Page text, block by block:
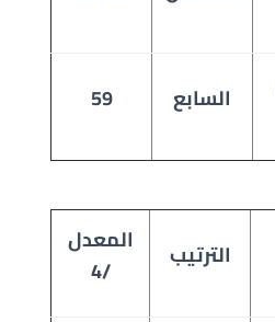
السابع 59
الترتيب
المعدل
/4